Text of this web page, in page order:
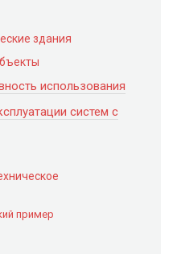
здания
использования
систем с
пример